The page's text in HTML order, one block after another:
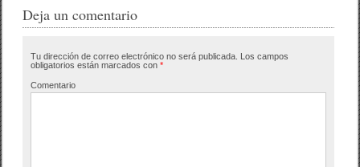
e
o
o
er p
tir
Deja un comentario
Tu dirección de correo electrónico no será publicada. Los campos
obligatorios están marcados con*
Comentario